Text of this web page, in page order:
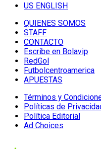
US ENGLISH
QUIENES SOMOS
STAFF
CONTACTO
Escribe en Bolavip
RedGol
Futbolcentroamerica
APUESTAS
Términos y
Políticas de
Política Editorial
Ad Choices